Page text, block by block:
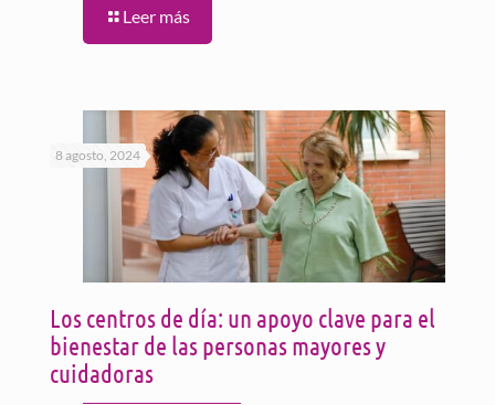
Leer más
8 agosto, 2024
Los centros de día: un apoyo clave para el
bienestar de las personas mayores y
cuidadoras